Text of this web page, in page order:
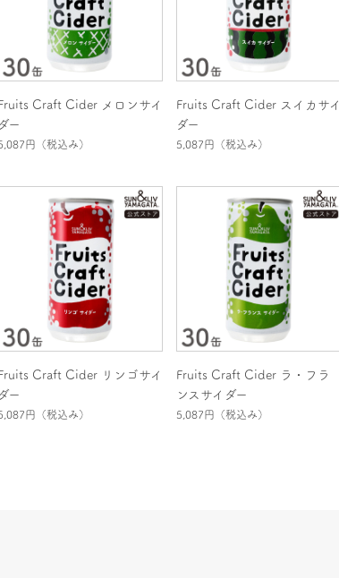
Craft Cider メロンサイ
ダー
円 （税込み）
Fruits Craft Cider スイカサイ
ダー
5,087円 （税込み）
Craft Cider リンゴサイ
ダー
円 （税込み）
Fruits Craft Cider ラ・フラ
ンスサイダー
5,087円 （税込み）